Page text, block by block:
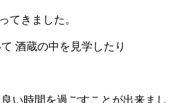
きました。
酒蔵の中を見学したり
い時間を過ごすことが出来まし